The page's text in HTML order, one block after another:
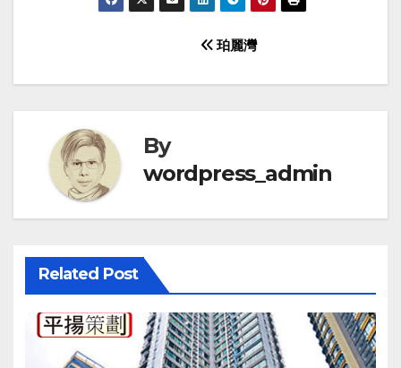
navigation
珀麗灣
By
wordpress_admin
Related Post